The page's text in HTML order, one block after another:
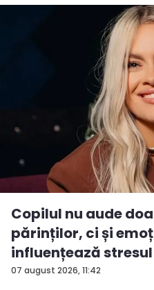
07 august 2026, 11:42
Copilul nu aude
părinților, ci și
influențează